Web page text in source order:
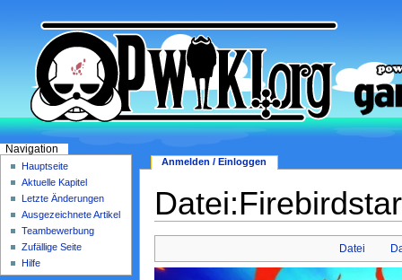
Datei
Anmelden / Einloggen
Navigation
Hauptseite
Aktuelle Kapitel
Letzte Änderungen
Ausgezeichnete Artikel
Teambewerbung
Zufällige Seite
Hilfe